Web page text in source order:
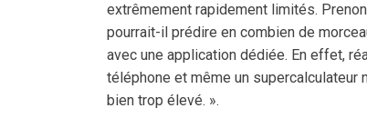
extrêmement rapidement limités.
pourrait-il prédire en combien de
avec une application dédiée. En effet,
téléphone et même un supercalculateur
bien trop élevé. ».